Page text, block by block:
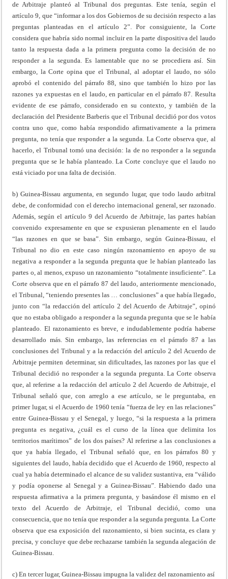
de Arbitraje planteó al Tribunal dos preguntas. Este tenía, según el
artículo 9, que “informar a los dos Gobiernos de su decisión respecto a las
preguntas planteadas en el artículo 2”. Por consiguiente, la Corte
considera que habría sido normal incluir en la parte dispositiva del laudo
tanto la respuesta dada a la primera pregunta como la decisión de no
responder a la segunda. Es lamentable que no se procediera así. Sin
embargo, la Corte opina que el Tribunal, al adoptar el laudo, no sólo
aprobó el contenido del párrafo 88, sino que también lo hizo por las
razones ya expuestas en el laudo, en particular en el párrafo 87. Resulta
evidente de ese párrafo, considerado en su contexto, y también de la
declaración del Presidente Barberis que el Tribunal decidió por dos votos
contra uno que, como había respondido afirmativamente a la primera
pregunta, no tenía que responder a la segunda. La Corte observa que, al
hacerlo, el Tribunal tomó una decisión: la de no responder a la segunda
pregunta que se le había planteado. La Corte concluye que el laudo no
está viciado por una falta de decisión.
b) Guinea-Bissau argumenta, en segundo lugar, que todo laudo arbitral
debe, de conformidad con el derecho internacional general, ser razonado.
Además, según el artículo 9 del Acuerdo de Arbitraje, las partes habían
convenido expresamente en que se expusieran plenamente en el laudo
“las razones en que se basa”. Sin embargo, según Guinea-Bissau, el
Tribunal no dio en este caso ningún razonamiento en apoyo de su
negativa a responder a la segunda pregunta que le habían planteado las
partes o, al menos, expuso un razonamiento “totalmente insuficiente”. La
Corte observa que en el párrafo 87 del laudo, anteriormente mencionado,
el Tribunal, “teniendo presentes las … conclusiones” a que había llegado,
junto con “la redacción del artículo 2 del Acuerdo de Arbitraje”, opinó
que no estaba obligado a responder a la segunda pregunta que se le había
planteado. El razonamiento es breve, e indudablemente podría haberse
desarrollado más. Sin embargo, las referencias en el párrafo 87 a las
conclusiones del Tribunal y a la redacción del artículo 2 del Acuerdo de
Arbitraje permiten determinar, sin dificultades, las razones por las que el
Tribunal decidió no responder a la segunda pregunta. La Corte observa
que, al referirse a la redacción del artículo 2 del Acuerdo de Arbitraje, el
Tribunal señaló que, con arreglo a ese artículo, se le preguntaba, en
primer lugar, si el Acuerdo de 1960 tenía “fuerza de ley en las relaciones”
entre Guinea-Bissau y el Senegal, y luego, “si la respuesta a la primera
pregunta es negativa, ¿cuál es el curso de la línea que delimita los
territorios marítimos” de los dos países? Al referirse a las conclusiones a
que ya había llegado, el Tribunal señaló que, en los párrafos 80 y
siguientes del laudo, había decidido que el Acuerdo de 1960, respecto al
cual ya había determinado el alcance de su validez sustantiva, era “válido
y podía oponerse al Senegal y a Guinea-Bissau”. Habiendo dado una
respuesta afirmativa a la primera pregunta, y basándose él mismo en el
texto del Acuerdo de Arbitraje, el Tribunal decidió, como una
consecuencia, que no tenía que responder a la segunda pregunta. La Corte
observa que esa exposición del razonamiento, si bien sucinta, es clara y
precisa, y concluye que debe rechazarse también la segunda alegación de
Guinea-Bissau.
c) En tercer lugar, Guinea-Bissau impugna la validez del razonamiento así